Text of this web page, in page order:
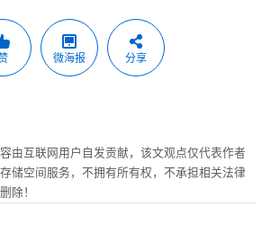
微海报 分享
由互联网用户自发贡献，该文观点仅代表作者
储空间服务，不拥有所有权，不承担相关法律
除！